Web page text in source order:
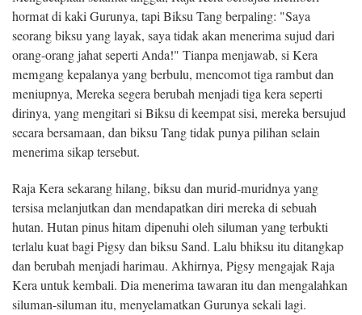
hormat di kaki Gurunya, tapi Biksu Tang berpaling: "Saya
seorang biksu yang layak, saya tidak akan menerima sujud dari
orang-orang jahat seperti Anda!" Tianpa menjawab, si Kera
memgang kepalanya yang berbulu, mencomot tiga rambut dan
meniupnya, Mereka segera berubah menjadi tiga kera seperti
dirinya, yang mengitari si Biksu di keempat sisi, mereka bersujud
secara bersamaan, dan biksu Tang tidak punya pilihan selain
menerima sikap tersebut.
Raja Kera sekarang hilang, biksu dan murid-muridnya yang
tersisa melanjutkan dan mendapatkan diri mereka di sebuah
hutan. Hutan pinus hitam dipenuhi oleh siluman yang terbukti
terlalu kuat bagi Pigsy dan biksu Sand. Lalu bhiksu itu ditangkap
dan berubah menjadi harimau. Akhirnya, Pigsy mengajak Raja
Kera untuk kembali. Dia menerima tawaran itu dan mengalahkan
siluman-siluman itu, menyelamatkan Gurunya sekali lagi.